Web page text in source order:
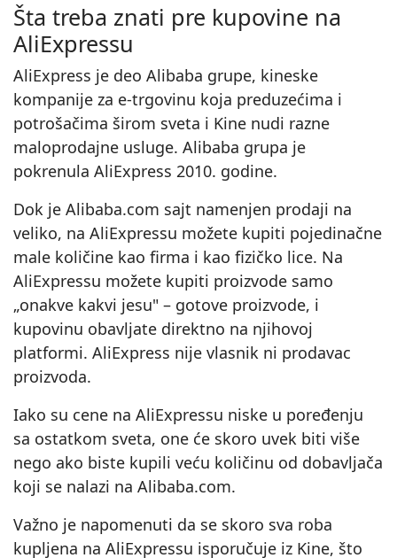
Šta treba znati pre kupovine na
AliExpressu
AliExpress je deo Alibaba grupe, kineske
kompanije za e‑trgovinu koja preduzećima i
potrošačima širom sveta i Kine nudi razne
maloprodajne usluge. Alibaba grupa je
pokrenula AliExpress 2010. godine.
Dok je Alibaba.com sajt namenjen prodaji na
veliko, na AliExpressu možete kupiti pojedinačne
male količine kao firma i kao fizičko lice. Na
AliExpressu možete kupiti proizvode samo
„onakve kakvi jesu" – gotove proizvode, i
kupovinu obavljate direktno na njihovoj
platformi. AliExpress nije vlasnik ni prodavac
proizvoda.
Iako su cene na AliExpressu niske u poređenju
sa ostatkom sveta, one će skoro uvek biti više
nego ako biste kupili veću količinu od dobavljača
koji se nalazi na Alibaba.com.
Važno je napomenuti da se skoro sva roba
kupljena na AliExpressu isporučuje iz Kine, što